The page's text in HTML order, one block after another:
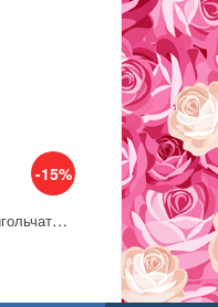
-15%
Семена Астра Гигант бордо (игольчато-коготковая) / Гавриш